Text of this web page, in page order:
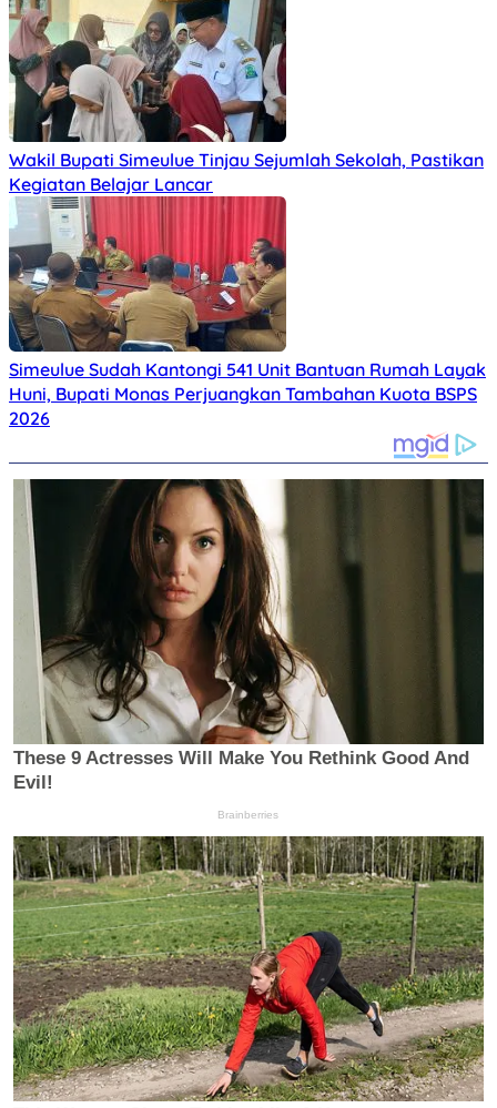
Wakil Bupati Simeulue Tinjau Sejumlah Sekolah, Pastikan
Kegiatan Belajar Lancar
Simeulue Sudah Kantongi 541 Unit Bantuan Rumah Layak
Huni, Bupati Monas Perjuangkan Tambahan Kuota BSPS
2026